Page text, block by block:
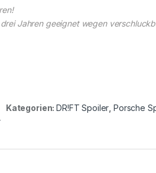
Jahren geeignet wegen
Kategorien:DR!FT Spoiler ,Porsche